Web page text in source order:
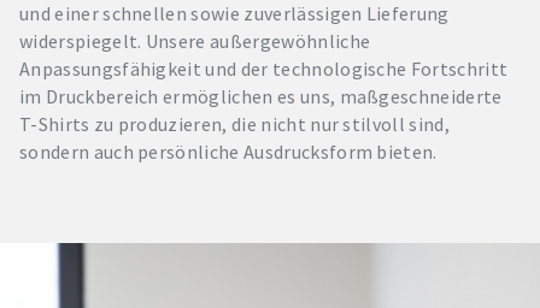
und einer schnellen sowie zuverlässigen Lieferung
widerspiegelt. Unsere außergewöhnliche
Anpassungsfähigkeit und der technologische Fortschritt
im Druckbereich ermöglichen es uns, maßgeschneiderte
T-Shirts zu produzieren, die nicht nur stilvoll sind,
sondern auch persönliche Ausdrucksform bieten.